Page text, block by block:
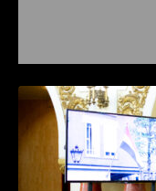
in